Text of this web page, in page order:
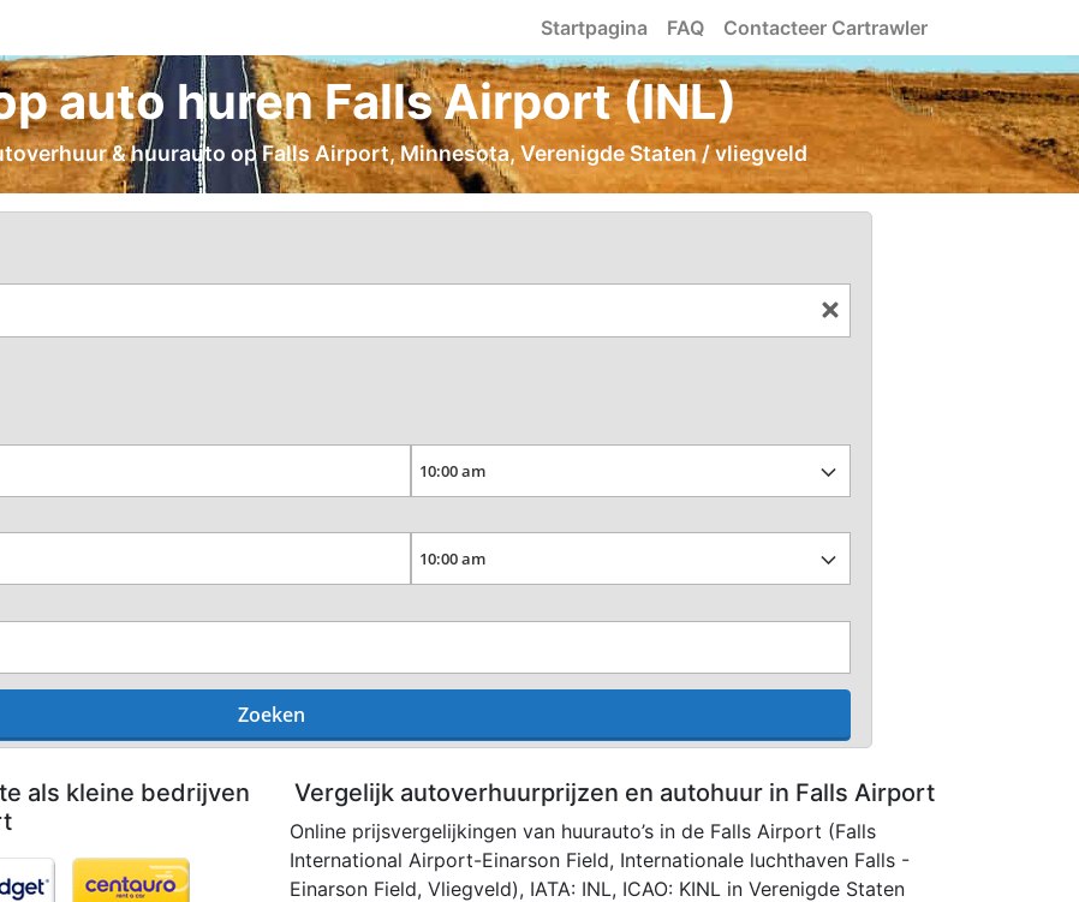
Startpagina FAQ Contacteer Cartrawler
auto huren Falls Airport (INL)
& huurauto op Falls Airport, Minnesota, Verenigde Staten / vliegveld
Zoeken
als kleine bedrijven
Vergelijk autoverhuurprijzen en autohuur in Falls Airport
Online prijsvergelijkingen van huurauto’s in de Falls Airport (Falls
International Airport-Einarson Field, Internationale luchthaven Falls -
Einarson Field, Vliegveld), IATA: INL, ICAO: KINL in Verenigde Staten